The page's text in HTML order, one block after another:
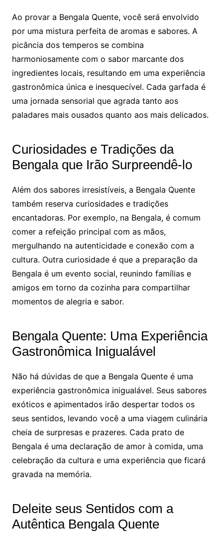
Ao provar a Bengala Quente, você será envolvido
por uma mistura perfeita de aromas e sabores. A
picância dos temperos se combina
harmoniosamente com o sabor marcante dos
ingredientes locais, resultando em uma experiência
gastronômica única e inesquecível. Cada garfada é
uma jornada sensorial que agrada tanto aos
paladares mais ousados quanto aos mais delicados.
Curiosidades e Tradições da
Bengala que Irão Surpreendê-lo
Além dos sabores irresistíveis, a Bengala Quente
também reserva curiosidades e tradições
encantadoras. Por exemplo, na Bengala, é comum
comer a refeição principal com as mãos,
mergulhando na autenticidade e conexão com a
cultura. Outra curiosidade é que a preparação da
Bengala é um evento social, reunindo famílias e
amigos em torno da cozinha para compartilhar
momentos de alegria e sabor.
Bengala Quente: Uma Experiência
Gastronômica Inigualável
Não há dúvidas de que a Bengala Quente é uma
experiência gastronômica inigualável. Seus sabores
exóticos e apimentados irão despertar todos os
seus sentidos, levando você a uma viagem culinária
cheia de surpresas e prazeres. Cada prato de
Bengala é uma declaração de amor à comida, uma
celebração da cultura e uma experiência que ficará
gravada na memória.
Deleite seus Sentidos com a
Autêntica Bengala Quente